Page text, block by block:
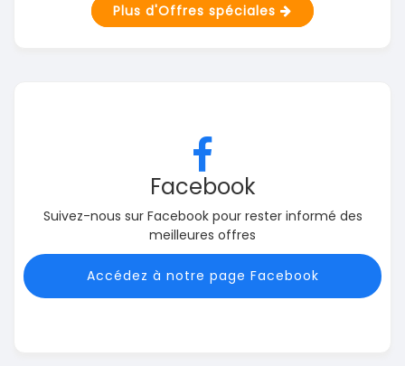
Plus d'Offres spéciales
Facebook
Suivez-nous sur Facebook pour rester informé des
meilleures offres
Accédez à notre page Facebook